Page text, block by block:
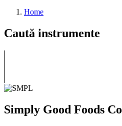
Home
Caută instrumente
Simply Good Foods Co